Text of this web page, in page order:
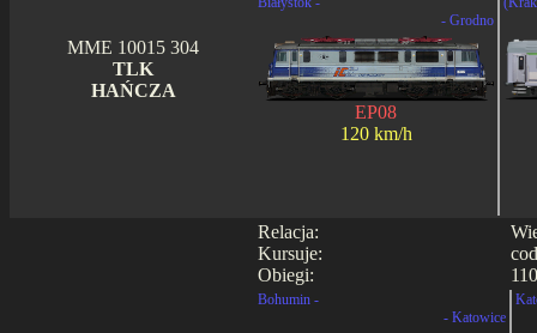
MME 10015 304
TLK
HAŃCZA
- Grodno
EP08
120 km/h
Relacja:
Kursuje:
Obiegi:
Bohumin -
- Katowice